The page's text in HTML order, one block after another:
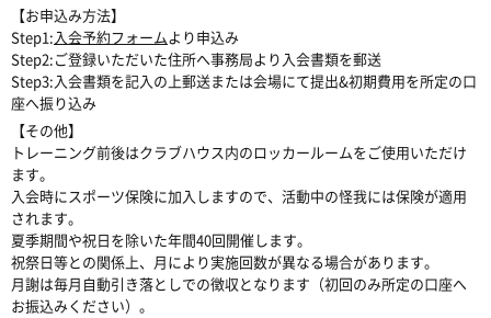
【お申込み方法】
Step1:入会予約フォームより申込み
Step2:ご登録いただいた住所へ事務局より入会書類を郵送
Step3:入会書類を記入の上郵送または会場にて提出&初期費用を所定の口
座へ振り込み
【その他】
トレーニング前後はクラブハウス内のロッカールームをご使用いただけ
ます。
入会時にスポーツ保険に加入しますので、活動中の怪我には保険が適用
されます。
夏季期間や祝日を除いた年間40回開催します。
祝祭日等との関係上、月により実施回数が異なる場合があります。
月謝は毎月自動引き落としでの徴収となります（初回のみ所定の口座へ
お振込みください）。